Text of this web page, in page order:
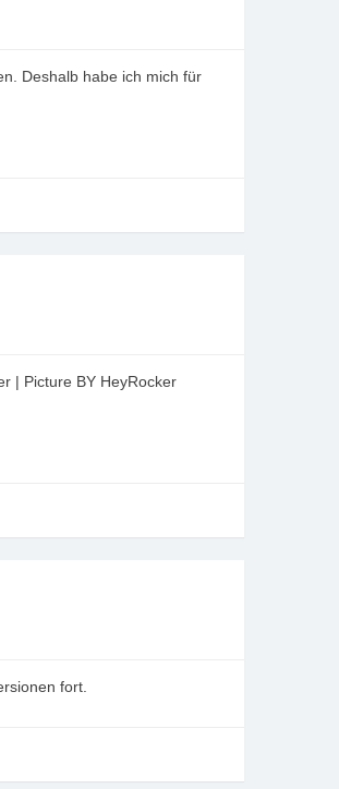
Deshalb habe ich mich für
| Picture BY HeyRocker
fort.